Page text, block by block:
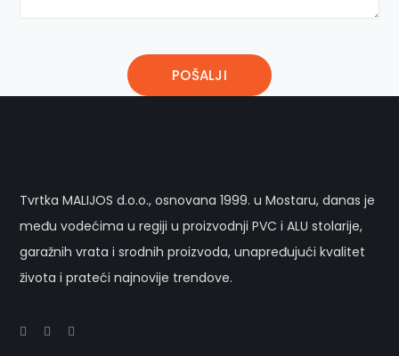
Tvrtka MALIJOS d.o.o., osnovana 1999. u Mostaru, danas je
među vodećima u regiji u proizvodnji PVC i ALU stolarije,
garažnih vrata i srodnih proizvoda, unapređujući kvalitet
života i prateći najnovije trendove.